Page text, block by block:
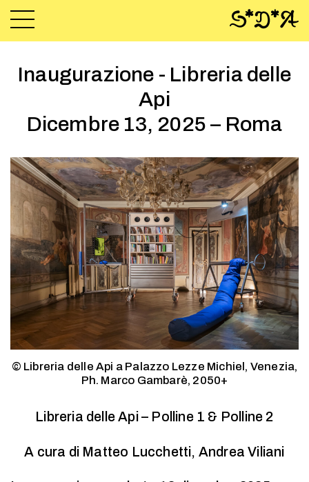
Inaugurazione - Libreria delle
Api
Dicembre 13, 2025 – Roma
© Libreria delle Api a Palazzo Lezze Michiel, Venezia,
Ph. Marco Gambarè, 2050+
Libreria delle Api – Polline 1 & Polline 2
A cura di Matteo Lucchetti, Andrea Viliani